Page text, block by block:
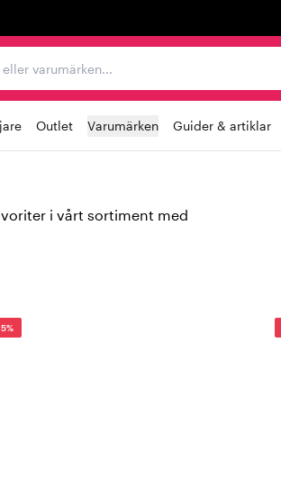
eller varumärken...
Outlet Varumärken Guider & artiklar
i vårt sortiment med